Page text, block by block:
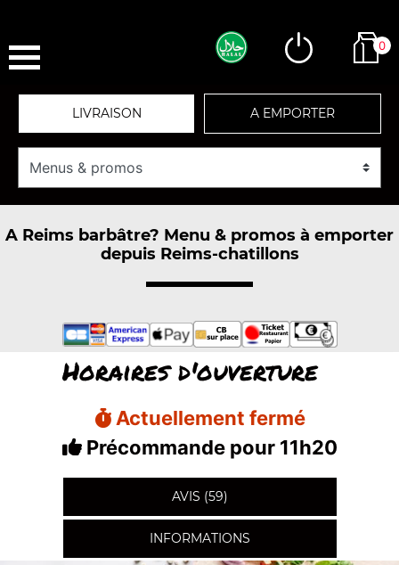
0
LIVRAISON A EMPORTER
A Reims barbâtre? Menu & promos à emporter
depuis Reims-chatillons
Horaires d'ouverture
Actuellement fermé
Précommande pour 11h20
AVIS (59)
INFORMATIONS